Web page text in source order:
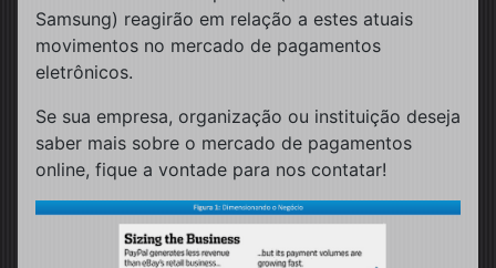
Samsung) reagirão em relação a estes atuais
movimentos no mercado de pagamentos
eletrônicos.
Se sua empresa, organização ou instituição deseja
saber mais sobre o mercado de pagamentos
online, fique a vontade para nos contatar!